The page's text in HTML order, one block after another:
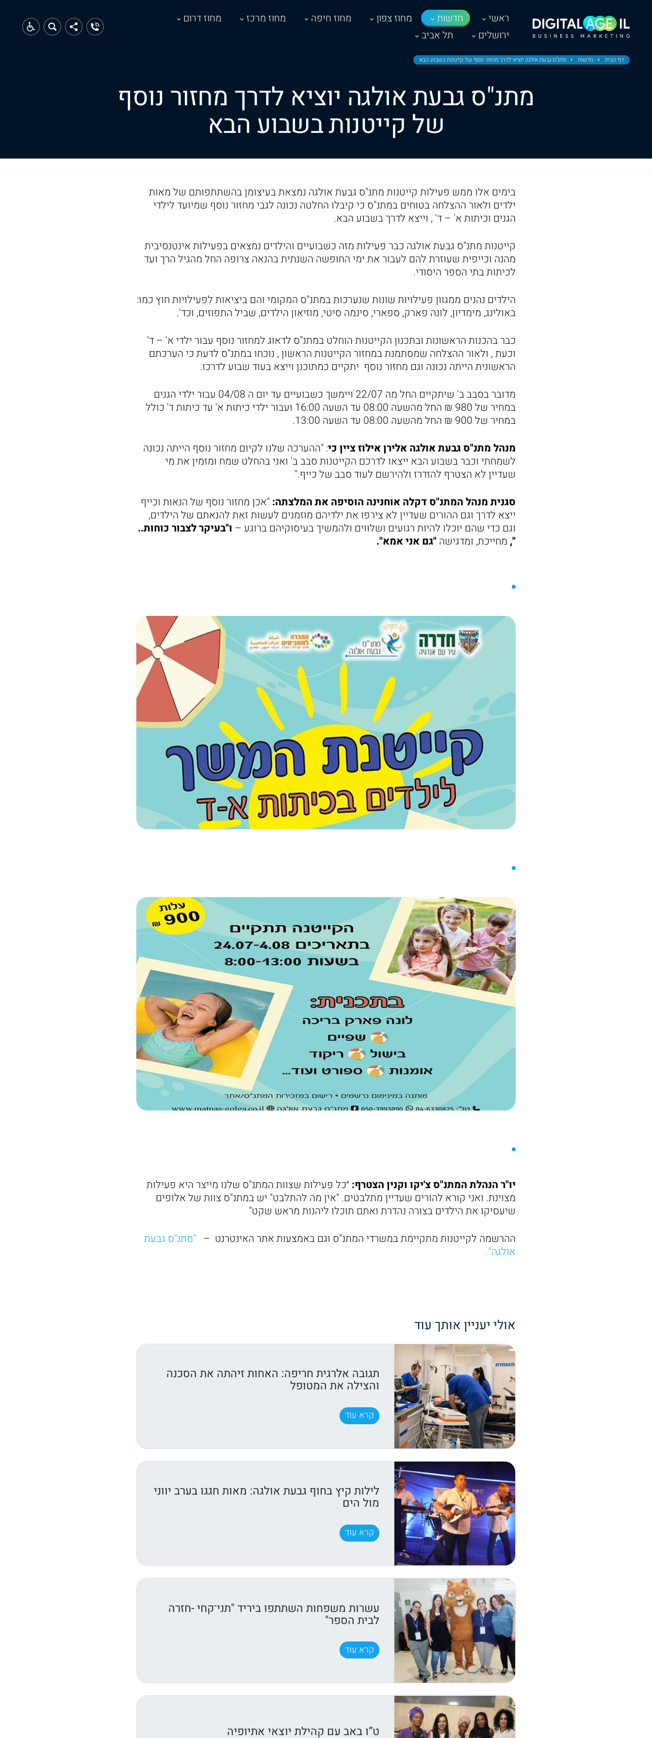
ראשי חדשות מחוז צפון מחוז חיפה מחוז מרכז
מחוז דרום
ירושלים
תל אביב
דף הבית חדשות מתנ"ס גבעת אולגה יוציא לדרך מחזור נוסף של קייטנות בשבוע הבא
מתנ"ס גבעת אולגה יוציא לדרך מחזור נוסף
של קייטנות בשבוע הבא
בימים אלו ממש פעילות קייטנות מתנ"ס גבעת אולגה נמצאת בעיצומן בהשתתפותם של מאות
ילדים ולאור ההצלחה בטוחים במתנ"ס כי קיבלו החלטה נכונה לגבי מחזור נוסף שמיועד לילדי
הגנים וכיתות א' – ד' , וייצא לדרך בשבוע הבא.
קייטנות מתנ"ס גבעת אולגה כבר פעילות מזה כשבועיים והילדים נמצאים בפעילות אינטנסיבית
מהנה וכייפית שעוזרת להם לעבור את ימי החופשה השנתית בהנאה צרופה החל מהגיל הרך ועד
לכיתות בתי הספר היסודי.
הילדים נהנים ממגוון פעילויות שונות שנערכות במתנ"ס המקומי והם ביציאות לפעילויות חוץ כמו:
באולינג, מימדיון, לונה פארק, ספארי, סינמה סיטי, מוזיאון הילדים, שביל התפוזים, וכד'.
כבר בהכנות הראשונות ובתכנון הקייטנות הוחלט במתנ"ס לדאוג למחזור נוסף עבור ילדי א' – ד'
וכעת , ולאור ההצלחה שמסתמנת במחזור הקייטנות הראשון , נוכחו במתנ"ס לדעת כי הערכתם
הראשונית הייתה נכונה וגם מחזור נוסף יתקיים כמתוכנן וייצא בעוד שבוע לדרכו.
מדובר בסבב ב' שיתקיים החל מה 22/07 ויימשך כשבועיים עד יום ה 04/08 עבור ילדי הגנים
במחיר של 980 ₪ החל מהשעה 08:00 עד השעה 16:00 ועבור ילדי כיתות א' עד כיתות ד' כולל
במחיר של 900 ₪ החל מהשעה 08:00 עד השעה 13:00.
מנהל מתנ"ס גבעת אולגה אלירן אילוז ציין כי: "ההערכה שלנו לקיום מחזור נוסף הייתה נכונה
לשמחתי וכבר בשבוע הבא ייצאו לדרכם הקייטנות סבב ב' ואני בהחלט שמח ומזמין את מי
שעדיין לא הצטרף להזדרז ולהירשם לעוד סבב של כייף."
סגנית מנהל המתנ"ס דקלה אוחנינה הוסיפה את המלצתה: "אכן מחזור נוסף של הנאות וכייף
ייצא לדרך וגם ההורים שעדיין לא צירפו את ילדיהם מוזמנים לעשות זאת להנאתם של הילדים,
וגם כדי שהם יוכלו להיות רגועים ושלווים ולהמשיך בעיסוקיהם ברוגע – ו"בעיקר לצבור כוחות..
",מחייכת, ומדגישה"גם אני אמא".
יו"ר הנהלת המתנ"ס צ'יקו וקנין הצטרף: ״כל פעילות שצוות המתנ"ס שלנו מייצר היא פעילות
מצוינת. ואני קורא להורים שעדיין מתלבטים. "אין מה להתלבט" יש במתנ"ס צוות של אלופים
שיעסיקו את הילדים בצורה נהדרת ואתם תוכלו ליהנות מראש שקט"
ההרשמה לקייטנות מתקיימת במשרדי המתנ"ס וגם באמצעות אתר האינטרנט – "מתנ"ס גבעת
אולגה".
אולי יעניין אותך עוד
תגובה אלרגית חריפה: האחות זיהתה את הסכנה
והצילה את המטופל
קרא עוד
לילות קיץ בחוף גבעת אולגה: מאות חגגו בערב יווני
מול הים
קרא עוד
עשרות משפחות השתתפו ביריד "תני־קחי -חזרה
לבית הספר"
קרא עוד
ט”ו באב עם קהילת יוצאי אתיופיה